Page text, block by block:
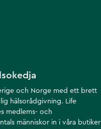
och Norge med ett brett
hälsorådgivning. Life
medlems- och
människor in i våra butiker